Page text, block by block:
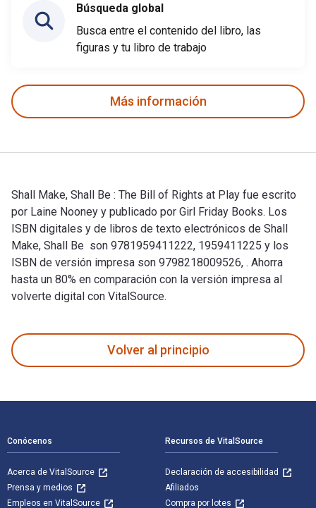
Búsqueda global
Busca entre el contenido del libro, las
figuras y tu libro de trabajo
Más información
Shall Make, Shall Be : The Bill of Rights at Play fue escrito
por Laine Nooney y publicado por Girl Friday Books. Los
ISBN digitales y de libros de texto electrónicos de Shall
Make, Shall Be son 9781959411222, 1959411225 y los
ISBN de versión impresa son 9798218009526, . Ahorra
hasta un 80% en comparación con la versión impresa al
volverte digital con VitalSource.
Volver al principio
Conócenos
Acerca de VitalSource
Prensa y medios
Empleos en VitalSource
Recursos de VitalSource
Declaración de accesibilidad
Afiliados
Compra por lotes